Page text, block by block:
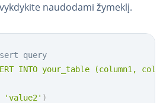
naudodami žymeklį.
query
INTO your_table (column1,
'value2' )